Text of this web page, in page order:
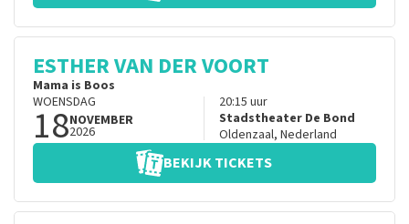
ESTHER VAN DER VOORT
Mama is Boos
WOENSDAG
18NOVEMBER
2026
20:15 uur
Stadstheater De Bond
Oldenzaal, Nederland
BEKIJK TICKETS